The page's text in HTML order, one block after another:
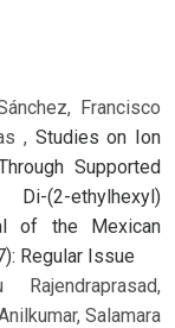
Francisco
, Studies on Ion
Supported
(2-ethylhexyl)
of the Mexican
Regular Issue
Rajendraprasad,
Salamara